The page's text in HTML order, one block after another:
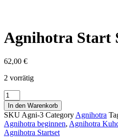
Agnihotra Start
62,00 €
2 vorrätig
Agnihotra
Start
Set
-
komplett
In den Warenkorb
SKUAgni-3 CategoryAgnihotra
Agnihotra beginnen, Agnihotra
Agnihotra Startset